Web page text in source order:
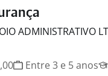
ADMINISTRATIVO
Entre 3 e 5 anos